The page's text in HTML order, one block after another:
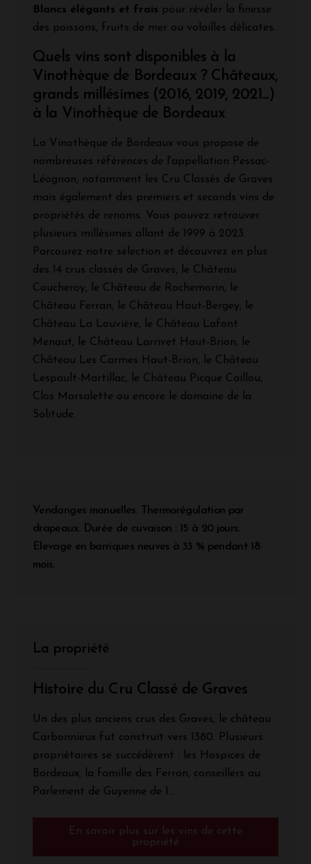
Blancs élégants et frais pour révéler la finesse
des poissons, fruits de mer ou volailles délicates.
Quels vins sont disponibles à la
Vinothèque de Bordeaux ? Châteaux,
grands millésimes (2016, 2019, 2021...)
à la Vinothèque de Bordeaux
La Vinothèque de Bordeaux vous propose de
nombreuses références de l'appellation Pessac-
Léognan, notamment les Cru Classés de Graves
mais également des premiers et seconds vins de
propriétés de renoms. Vous pouvez retrouver
plusieurs millésimes allant de 1999 à 2023.
Parcourez notre sélection et découvrez en plus
des 14 crus classés de Graves, le Château
Coucheroy, le Château de Rochemorin, le
Château Ferran, le Château Haut-Bergey, le
Château La Louvière, le Château Lafont
Menaut, le Château Larrivet Haut-Brion, le
Château Les Carmes Haut-Brion, le Château
Lespault-Martillac, le Château Picque Caillou,
Clos Marsalette ou encore le domaine de la
Solitude.
Vendanges manuelles. Thermorégulation par
drapeaux. Durée de cuvaison : 15 à 20 jours.
Elevage en barriques neuves à 33 % pendant 18
mois.
La propriété
Histoire du Cru Classé de Graves
Un des plus anciens crus des Graves, le château
Carbonnieux fut construit vers 1380. Plusieurs
propriétaires se succédèrent : les Hospices de
Bordeaux, la famille des Ferron, conseillers au
Parlement de Guyenne de 1...
En savoir plus sur les vins de cette
propriété